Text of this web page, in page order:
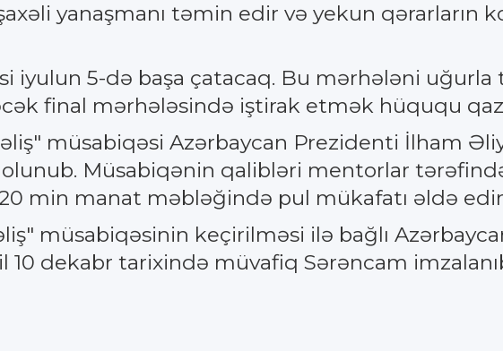
yanaşmanı təmin edir və yekun qərarların
iyulun 5-də başa çatacaq. Bu mərhələni uğurla
final mərhələsində iştirak etmək hüququ
müsabiqəsi Azərbaycan Prezidenti İlham
olunub. Müsabiqənin qalibləri mentorlar
min manat məbləğində pul mükafatı əldə
müsabiqəsinin keçirilməsi ilə bağlı
10 dekabr tarixində müvafiq Sərəncam